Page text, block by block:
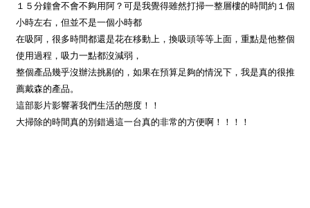
１５分鐘會不會不夠用阿？可是我覺得雖然打掃一整層樓的時間約１個
小時左右，但並不是一個小時都
在吸阿，很多時間都還是花在移動上，換吸頭等等上面，重點是他整個
使用過程，吸力一點都沒減弱，
整個產品幾乎沒辦法挑剔的，如果在預算足夠的情況下，我是真的很推
薦戴森的產品。
這部影片影響著我們生活的態度！！
大掃除的時間真的別錯過這一台真的非常的方便啊！！！！